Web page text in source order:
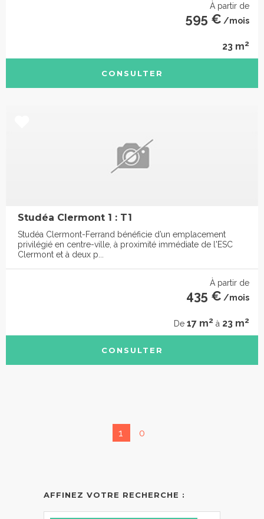
À partir de
595 € /mois
23 m2
CONSULTER
Studéa Clermont 1 : T1
Studéa Clermont-Ferrand bénéficie d’un emplacement
privilégié en centre-ville, à proximité immédiate de l'ESC
Clermont et à deux p...
À partir de
435 € /mois
De 17 m2 à 23 m2
CONSULTER
1 0
AFFINEZ VOTRE RECHERCHE :